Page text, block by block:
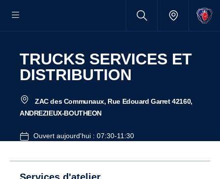
TRUCKS SERVICES ET
DISTRIBUTION
ZAC des Communaux, Rue Edouard Garret 42160,
ANDREZIEUX-BOUTHEON
Ouvert aujourd'hui : 07:30-11:30